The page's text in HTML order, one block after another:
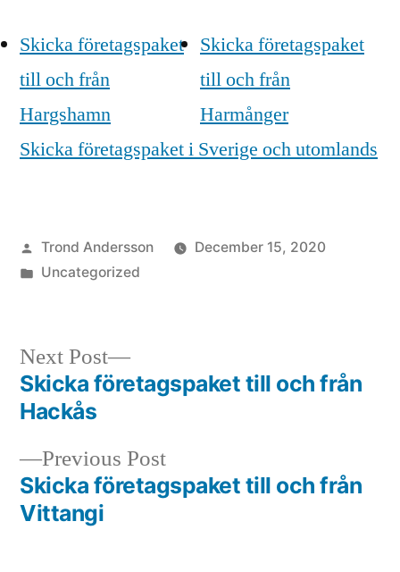
Skicka företagspaket
till och från
Hargshamn
Skicka företagspaket
till och från
Harmånger
Skicka företagspaket i Sverige och utomlands
Posted
by
Trond Andersson
December 15, 2020
Posted
Uncategorized
Post
navigation
Previous PostPrevious
post:
Skicka företagspaket till och från
Vittangi
Next Post
Next
post:
Skicka företagspaket till och från
Hackås